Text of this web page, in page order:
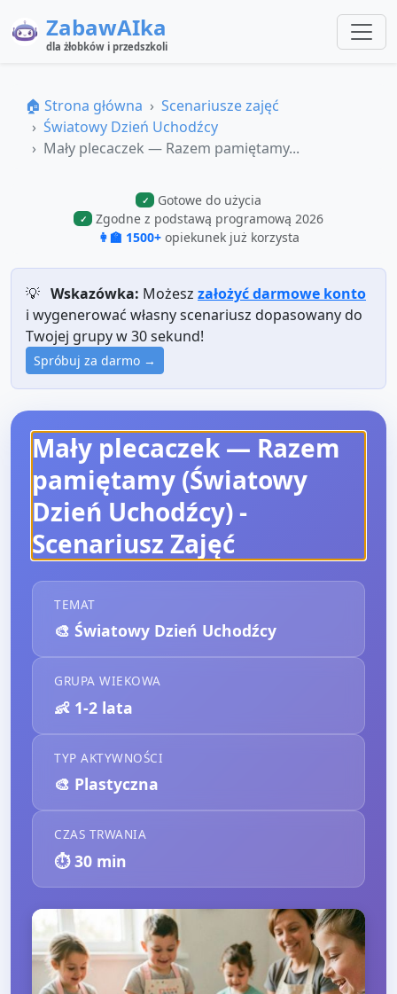
ZabawAIka
dla żłobków i przedszkoli
🏠 Strona główna
Scenariusze zajęć
Światowy Dzień Uchodźcy
Mały plecaczek — Razem pamiętamy...
✓ Gotowe do użycia
✓
Zgodne z podstawą programową 2026
👩‍🏫 1500+ opiekunek już korzysta
💡 Wskazówka: Możesz założyć darmowe konto
i wygenerować własny scenariusz dopasowany do
Twojej grupy w 30 sekund!
Spróbuj za darmo →
Mały plecaczek — Razem
pamiętamy (Światowy
Dzień Uchodźcy)-
Scenariusz Zajęć
TEMAT
🎨 Światowy Dzień Uchodźcy
GRUPA WIEKOWA
👶 1-2 lata
TYP AKTYWNOŚCI
🎨 Plastyczna
CZAS TRWANIA
⏱️30 min